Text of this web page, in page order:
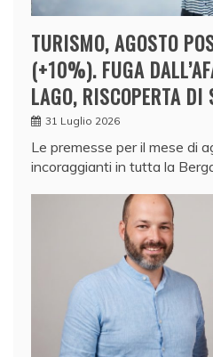
TURISMO, AGOSTO
(+10%). FUGA
LAGO, RISCOPERTA DI
31 Luglio 2026
Le premesse per il mese di
incoraggianti in tutta la